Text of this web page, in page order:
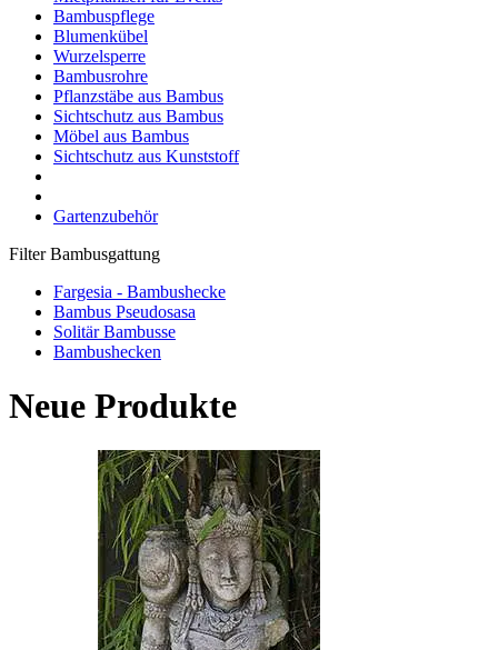
Bambuspflege
Blumenkübel
Wurzelsperre
Bambusrohre
Pflanzstäbe aus Bambus
Sichtschutz aus Bambus
Möbel aus Bambus
Sichtschutz aus Kunststoff
Gartenzubehör
Filter Bambusgattung
Fargesia - Bambushecke
Bambus Pseudosasa
Solitär Bambusse
Bambushecken
Neue Produkte